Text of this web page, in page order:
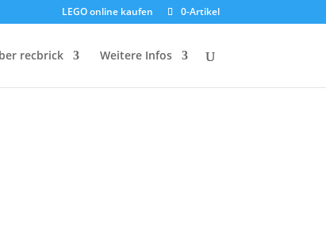
LEGO online kaufen 0-Artikel
recbrick Weitere Infos